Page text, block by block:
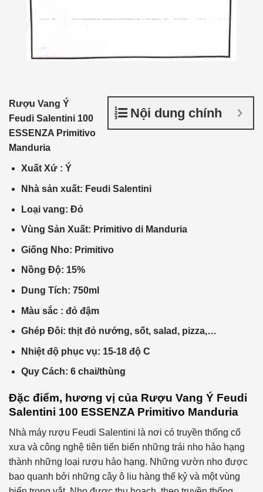
Nội dung chính
Rượu Vang Ý
Feudi Salentini 100
ESSENZA Primitivo
Manduria
Xuất Xứ : Ý
Nhàsản xuất: Feudi Salentini
Loại vang: Đỏ
Vùng Sản Xuất: Primitivodi Manduria
Giống Nho: Primitivo
Nồng Độ: 15%
Dung Tích: 750ml
Màu sắc : đỏđậm
Ghép Đôi: thịtđỏ nướng, sốt, salad, pizza,…
Nhiệt độ phục vụ: 15-18 độ C
Quy Cách: 6 chai/thùng
Đặc điểm, hương vị của Rượu Vang Ý Feudi
Salentini 100 ESSENZA Primitivo Manduria
Nhà máy rượu Feudi Salentini là nơi có truyền thống cổ
xưa và công nghệ tiên tiến biến những trái nho hảo hạng
thành những loại rượu hảo hạng. Những vườn nho được
bao quanh bởi những cây ô liu hàng thế kỷ và một vùng